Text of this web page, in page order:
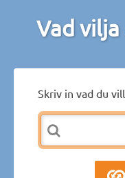
Vad
Skriv in vad du